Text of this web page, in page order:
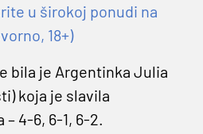
u širokoj ponudi na
18+)
bila je Argentinka Julia
koja je slavila
4-6, 6-1, 6-2.